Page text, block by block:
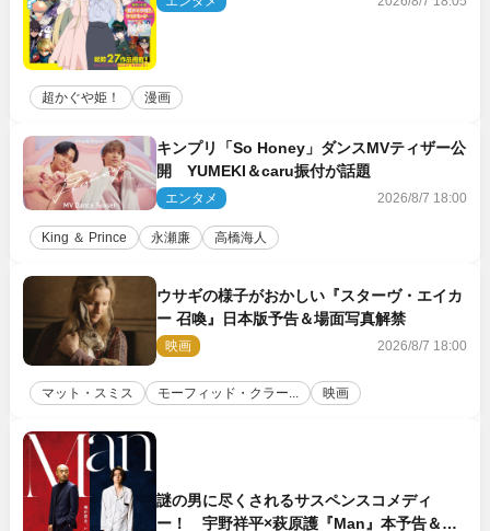
超かぐや姫！ 漫画
キンプリ「So Honey」ダンスMVティザー公
開 YUMEKI＆caru振付が話題
エンタメ 2026/8/7 18:00
King ＆ Prince 永瀬廉 高橋海人
ウサギの様子がおかしい『スターヴ・エイカ
ー 召喚』日本版予告＆場面写真解禁
映画 2026/8/7 18:00
マット・スミス モーフィッド・クラー... 映画
謎の男に尽くされるサスペンスコメディ
ー！ 宇野祥平×萩原護『Man』本予告＆新